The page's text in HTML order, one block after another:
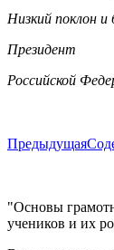
Низкий поклон и
Президент
Российской
Предыдущая
"Основы
учеников и их